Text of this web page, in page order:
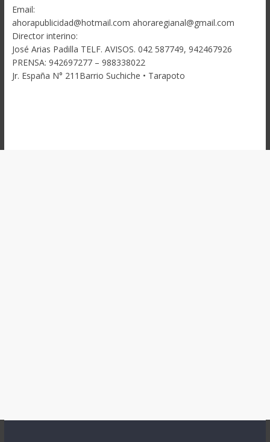
Email:
ahorapublicidad@hotmail.com ahoraregianal@gmail.com
Director interino:
José Arias Padilla TELF. AVISOS. 042 587749, 942467926
PRENSA: 942697277 – 988338022
Jr. España N° 211Barrio Suchiche • Tarapoto